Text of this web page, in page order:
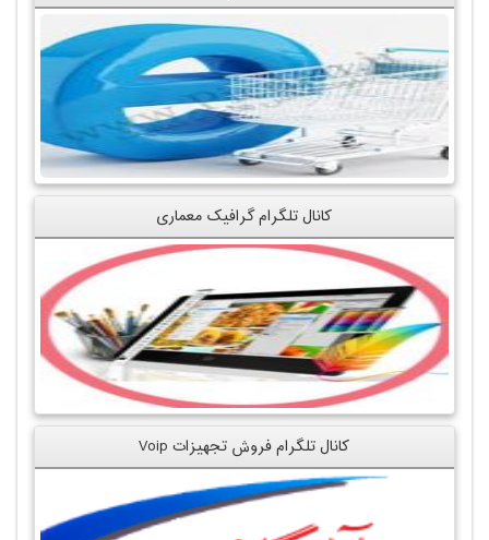
کانال تلگرام گرافیک معماری
کانال تلگرام فروش تجهیزات Voip